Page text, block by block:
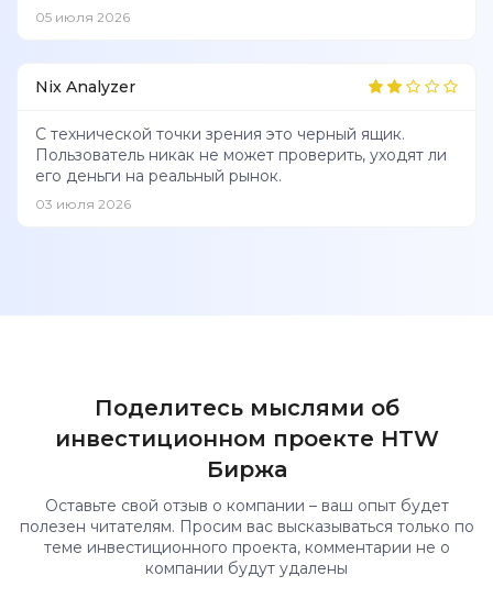
05 июля 2026
Nix Analyzer
С технической точки зрения это черный ящик.
Пользователь никак не может проверить, уходят ли
его деньги на реальный рынок.
03 июля 2026
Поделитесь мыслями об
инвестиционном проекте HTW
Биржа
Оставьте свой отзыв о компании – ваш опыт будет
полезен читателям. Просим вас высказываться только по
теме инвестиционного проекта, комментарии не о
компании будут удалены